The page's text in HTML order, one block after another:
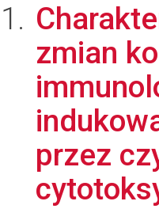
zmian
przez